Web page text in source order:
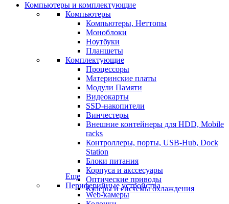
Компьютеры и комплектующие
Компьютеры
Компьютеры, Неттопы
Моноблоки
Ноутбуки
Планшеты
Комплектующие
Процессоры
Материнские платы
Модули Памяти
Видеокарты
SSD-накопители
Винчестеры
Внешние контейнеры для HDD, Mobile
racks
Контроллеры, порты, USB-Hub, Dock
Station
Блоки питания
Корпуса и акссесуары
Оптические приводы
Кулеры и системы охлаждения
Еще
Периферийные устройства
Web-камеры